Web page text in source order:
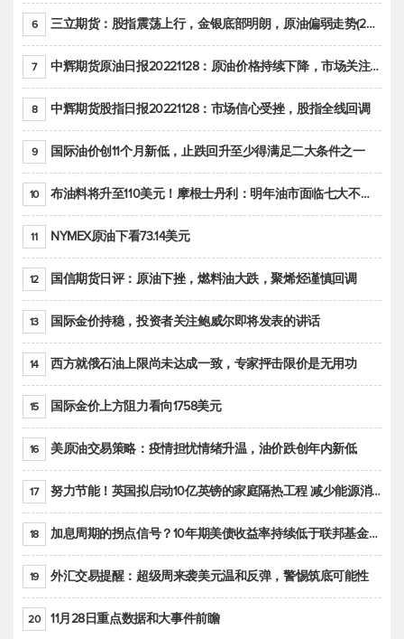
6 三立期货：股指震荡上行，金银底部明朗，原油偏弱走势(20221128收评)
7 中辉期货原油日报20221128：原油价格持续下降，市场关注OPEC+新一轮产能政策
8 中辉期货股指日报20221128：市场信心受挫，股指全线回调
9 国际油价创11个月新低，止跌回升至少得满足二大条件之一
10 布油料将升至110美元！摩根士丹利：明年油市面临七大不确定性
11 NYMEX原油下看73.14美元
12 国信期货日评：原油下挫，燃料油大跌，聚烯烃谨慎回调
13 国际金价持稳，投资者关注鲍威尔即将发表的讲话
14 西方就俄石油上限尚未达成一致，专家抨击限价是无用功
15 国际金价上方阻力看向1758美元
16 美原油交易策略：疫情担忧情绪升温，油价跌创年内新低
17 努力节能！英国拟启动10亿英镑的家庭隔热工程 减少能源消耗
18 加息周期的拐点信号？10年期美债收益率持续低于联邦基金利率目标区间
19 外汇交易提醒：超级周来袭美元温和反弹，警惕筑底可能性
20 11月28日重点数据和大事件前瞻